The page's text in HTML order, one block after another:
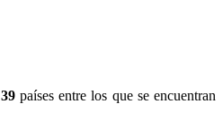
39países entre los que se encuentran